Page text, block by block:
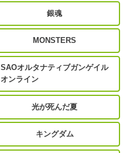
銀魂
MONSTERS
SAOオルタナティブガンゲイル
オンライン
光が死んだ夏
キングダム